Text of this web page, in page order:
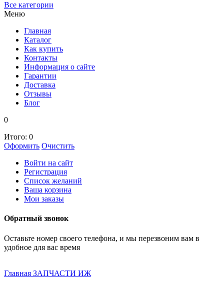
Все категории
Меню
Главная
Каталог
Как купить
Контакты
Информация о сайте
Гарантии
Доставка
Отзывы
Блог
0
Итого: 0
Оформить Очистить
Войти на сайт
Регистрация
Список желаний
Ваша корзина
Мои заказы
Обратный звонок
Оставьте номер своего телефона, и мы перезвоним вам в
удобное для вас время
Главная ЗАПЧАСТИ ИЖ